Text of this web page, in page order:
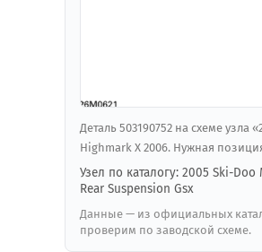
Деталь 503190752 на схеме
Highmark X 2006. Нужная
Узел по каталогу: 2005 Ski-
Rear Suspension Gsx
Данные — из официальных
проверим по заводской схеме.